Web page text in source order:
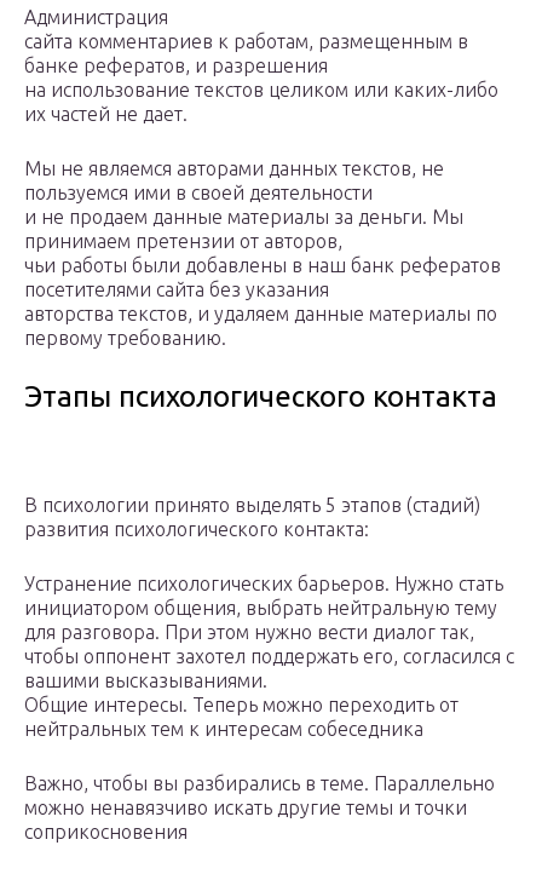
Администрация
сайта комментариев к работам, размещенным в
банке рефератов, и разрешения
на использование текстов целиком или каких-либо
их частей не дает.
Мы не являемся авторами данных текстов, не
пользуемся ими в своей деятельности
и не продаем данные материалы за деньги. Мы
принимаем претензии от авторов,
чьи работы были добавлены в наш банк рефератов
посетителями сайта без указания
авторства текстов, и удаляем данные материалы по
первому требованию.
Этапы психологического контакта
В психологии принято выделять 5 этапов (стадий)
развития психологического контакта:
Устранение психологических барьеров. Нужно стать
инициатором общения, выбрать нейтральную тему
для разговора. При этом нужно вести диалог так,
чтобы оппонент захотел поддержать его, согласился с
вашими высказываниями.
Общие интересы. Теперь можно переходить от
нейтральных тем к интересам собеседника
Важно, чтобы вы разбирались в теме. Параллельно
можно ненавязчиво искать другие темы и точки
соприкосновения